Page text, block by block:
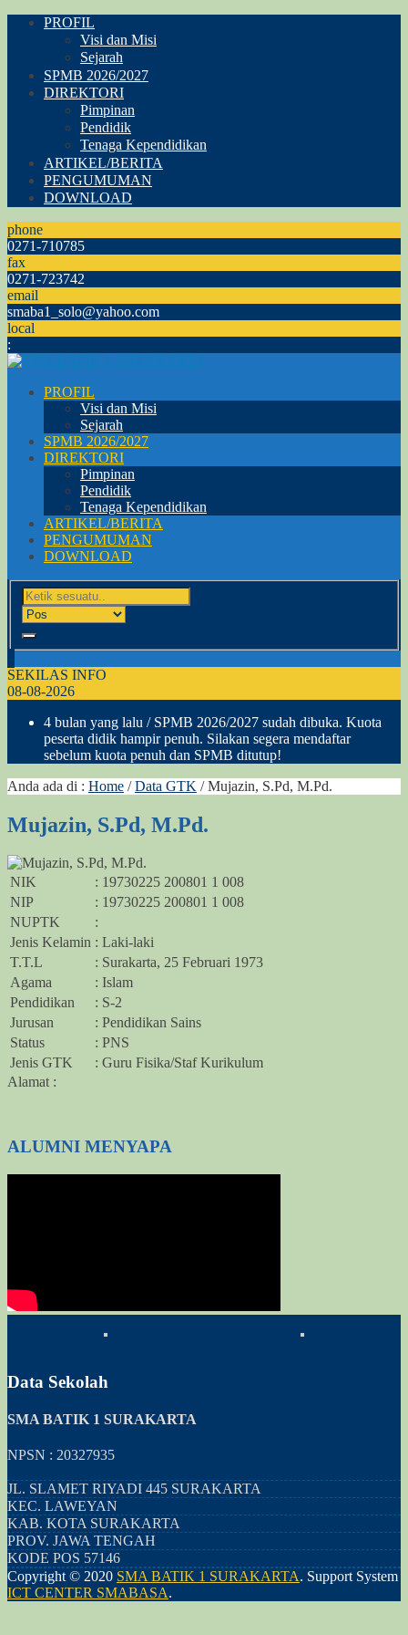
PROFIL
Visi dan Misi
Sejarah
SPMB 2026/2027
DIREKTORI
Pimpinan
Pendidik
Tenaga Kependidikan
ARTIKEL/BERITA
PENGUMUMAN
DOWNLOAD
phone
0271-710785
fax
0271-723742
email
smaba1_solo@yahoo.com
local
:
PROFIL
Visi dan Misi
Sejarah
SPMB 2026/2027
DIREKTORI
Pimpinan
Pendidik
Tenaga Kependidikan
ARTIKEL/BERITA
PENGUMUMAN
DOWNLOAD
SEKILAS INFO
08-08-2026
4 bulan yang lalu / SPMB 2026/2027 sudah dibuka. Kuota
peserta didik hampir penuh. Silakan segera mendaftar
sebelum kuota penuh dan SPMB ditutup!
Anda ada di : Home /Data GTK /Mujazin, S.Pd, M.Pd.
Mujazin, S.Pd, M.Pd.
NIK
: 19730225 200801 1 008
NIP
: 19730225 200801 1 008
NUPTK
:
Jenis Kelamin : Laki-laki
T.T.L
: Surakarta, 25 Februari 1973
Agama
: Islam
Pendidikan
: S-2
Jurusan
: Pendidikan Sains
Status
: PNS
Jenis GTK
: Guru Fisika/Staf Kurikulum
Alamat :
ALUMNI MENYAPA
Data Sekolah
SMA BATIK 1 SURAKARTA
NPSN : 20327935
JL. SLAMET RIYADI 445 SURAKARTA
KEC. LAWEYAN
KAB. KOTA SURAKARTA
PROV. JAWA TENGAH
KODE POS 57146
Copyright © 2020 SMA BATIK 1 SURAKARTA. Support System
ICT CENTER SMABASA.